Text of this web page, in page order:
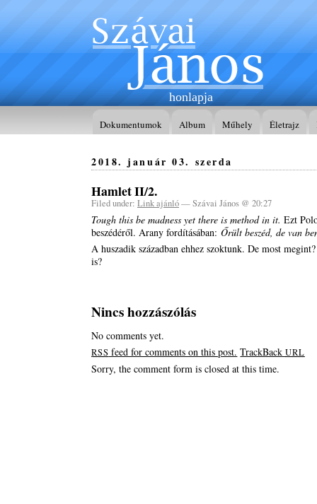
honlapja
Dokumentumok Album Műhely Életrajz
2018. január 03. szerda
Hamlet II/2.
Filed under: Link ajánló— Szávai János @ 20:27
Tough this be madness yet there is method in it. Ezt
beszédéről. Arany fordításában: Őrült beszéd, de van
A huszadik században ehhez szoktunk. De most
is?
Nincs hozzászólás
No comments yet.
RSS feed for comments on this post. TrackBackURL
Sorry, the comment form is closed at this time.